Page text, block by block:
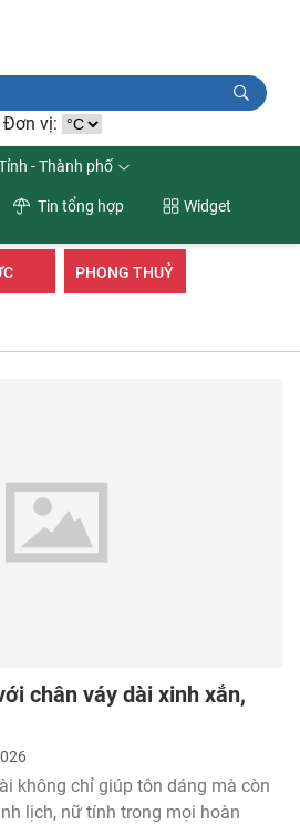
Đơn vị:
- Thành phố
Tin tổng hợp Widget
PHONG THUỶ
chân váy dài xinh xắn,
không chỉ giúp tôn dáng mà còn
lịch, nữ tính trong mọi hoàn